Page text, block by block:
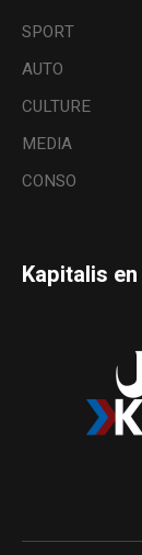
SPORT
AUTO
CULTURE
MEDIA
CONSO
Kapitalis